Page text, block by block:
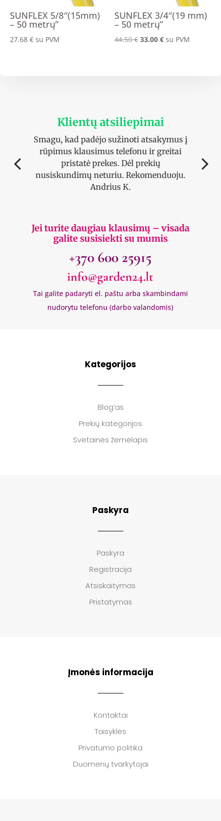
SUNFLEX 5/8″(15mm)
– 50 metrų”
27.68 € su PVM
SUNFLEX 3/4″(19 mm)
– 50 metrų”
44.50€ Original
33.00€Current
su PVM
Klientų atsiliepimai
Smagu, kad padėjo sužinoti atsakymus į
rūpimus klausimus telefonu ir greitai
pristatė prekes. Dėl prekių
nusiskundimų neturiu. Rekomenduoju.
Andrius K.
Jei turite daugiau klausimų – visada
galite susisiekti su mumis
+370 600 25915
info@garden24.lt
Tai galite padaryti el. paštu arba skambindami
nudorytu telefonu (darbo valandomis)
Kategorijos
Blog’as
Prekių kategorijos
Svetainės žemėlapis
Paskyra
Paskyra
Registracija
Atsiskaitymas
Pristatymas
Įmonės informacija
Kontaktai
Taisyklės
Privatumo politika
Duomenų tvarkytojai